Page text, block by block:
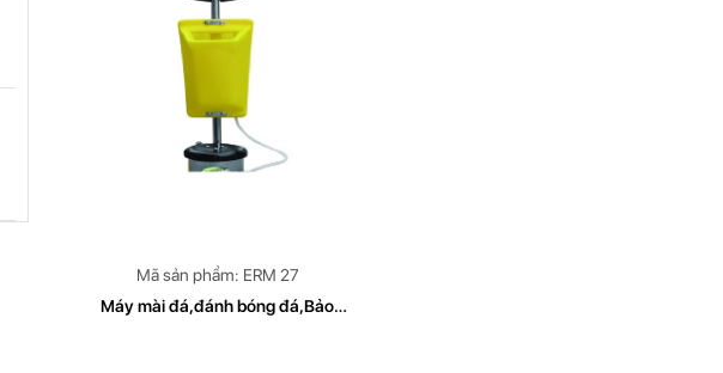
Mã sản phẩm: ERM 27
Máy mài đá,đánh bóng đá,Bảo